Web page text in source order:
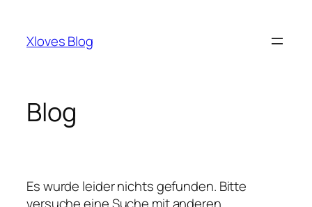
springen
Xloves Blog
Blog
Es wurde leider nichts gefunden. Bitte